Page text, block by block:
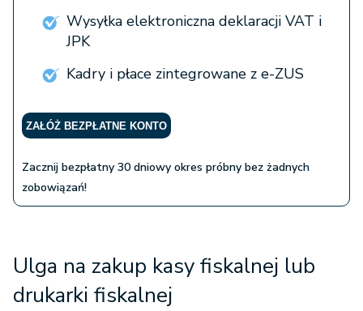
Wysyłka elektroniczna deklaracji VAT i
JPK
Kadry i płace zintegrowane z e-ZUS
ZAŁÓŻ BEZPŁATNE KONTO
Zacznij bezpłatny 30 dniowy okres próbny bez żadnych
zobowiązań!
Ulga na zakup kasy fiskalnej lub
drukarki fiskalnej